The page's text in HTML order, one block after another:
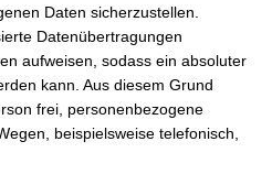
fand die geplante
in Präsenz statt.Der
die Kassenprüfung bestätigt.Hier
Daten sicherzustellen.
Datenübertragungen
aufweisen, sodass ein absoluter
kann. Aus diesem Grund
frei, personenbezogene
beispielsweise telefonisch,